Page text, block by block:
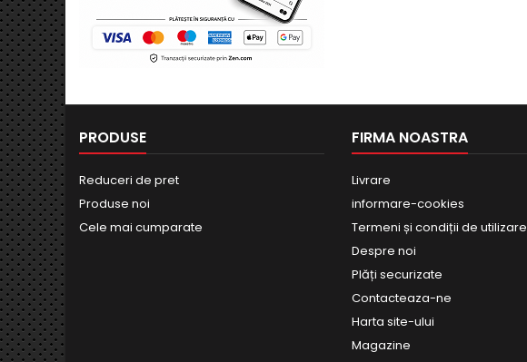
PRODUSE
Reduceri de pret
Produse noi
Cele mai cumparate
FIRMA NOASTRA
Livrare
informare-cookies
Termeni și condiții de utilizare
Despre noi
Plăți securizate
Contacteaza-ne
Harta site-ului
Magazine